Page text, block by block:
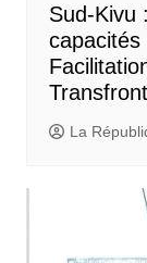
Sud-Kivu
capacités
La